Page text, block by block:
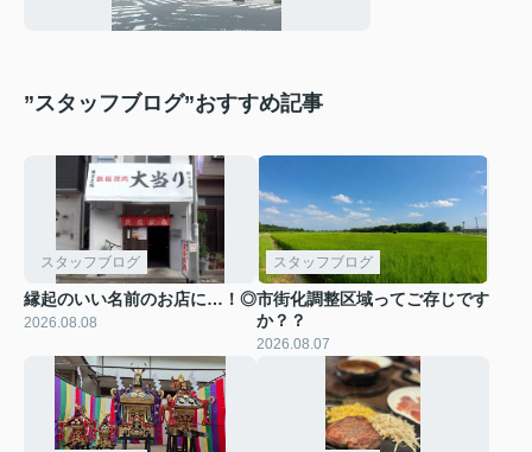
”スタッフブログ”おすすめ記事
スタッフブログ
縁起のいい名前のお店に…！◎
2026.08.08
スタッフブログ
市街化調整区域ってご存じです
か？？
2026.08.07